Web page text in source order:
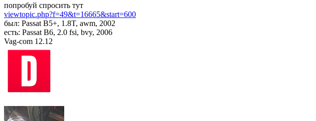
попробуй спросить тут
viewtopic.php?f=49&t=16665&start=600
был: Passat B5+, 1.8T, awm, 2002
есть: Passat B6, 2.0 fsi, bvy, 2006
Vag-com 12.12